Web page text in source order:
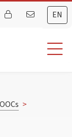
EN
>